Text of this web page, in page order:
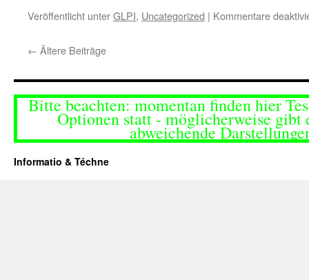
Veröffentlicht unterGLPI, Uncategorized | Kommentare
← Ältere Beiträge
Bitte beachten: momentan finden hier
Optionen statt - möglicherweise gibt
abweichende
Informatio & Téchne